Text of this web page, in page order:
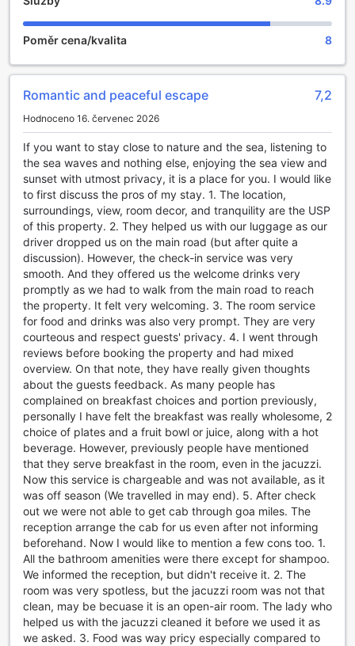
Poměr cena/kvalita 8
Romantic and peaceful escape 7,2
Hodnoceno 16. červenec 2026
If you want to stay close to nature and the sea, listening to
the sea waves and nothing else, enjoying the sea view and
sunset with utmost privacy, it is a place for you. I would like
to first discuss the pros of my stay. 1. The location,
surroundings, view, room decor, and tranquility are the USP
of this property. 2. They helped us with our luggage as our
driver dropped us on the main road (but after quite a
discussion). However, the check-in service was very
smooth. And they offered us the welcome drinks very
promptly as we had to walk from the main road to reach
the property. It felt very welcoming. 3. The room service
for food and drinks was also very prompt. They are very
courteous and respect guests' privacy. 4. I went through
reviews before booking the property and had mixed
overview. On that note, they have really given thoughts
about the guests feedback. As many people has
complained on breakfast choices and portion previously,
personally I have felt the breakfast was really wholesome, 2
choice of plates and a fruit bowl or juice, along with a hot
beverage. However, previously people have mentioned
that they serve breakfast in the room, even in the jacuzzi.
Now this service is chargeable and was not available, as it
was off season (We travelled in may end). 5. After check
out we were not able to get cab through goa miles. The
reception arrange the cab for us even after not informing
beforehand. Now I would like to mention a few cons too. 1.
All the bathroom amenities were there except for shampoo.
We informed the reception, but didn't receive it. 2. The
room was very spotless, but the jacuzzi room was not that
clean, may be becuase it is an open-air room. The lady who
helped us with the jacuzzi cleaned it before we used it as
we asked. 3. Food was way pricy especially compared to